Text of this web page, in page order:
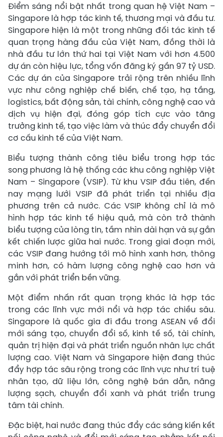
Điểm sáng nổi bật nhất trong quan hệ Việt Nam –
Singapore là hợp tác kinh tế, thương mại và đầu tư.
Singapore hiện là một trong những đối tác kinh tế
quan trọng hàng đầu của Việt Nam, đồng thời là
nhà đầu tư lớn thứ hai tại Việt Nam với hơn 4.500
dự án còn hiệu lực, tổng vốn đăng ký gần 97 tỷ USD.
Các dự án của Singapore trải rộng trên nhiều lĩnh
vực như công nghiệp chế biến, chế tạo, hạ tầng,
logistics, bất động sản, tài chính, công nghệ cao và
dịch vụ hiện đại, đóng góp tích cực vào tăng
trưởng kinh tế, tạo việc làm và thúc đẩy chuyển đổi
cơ cấu kinh tế của Việt Nam.
Biểu tượng thành công tiêu biểu trong hợp tác
song phương là hệ thống các khu công nghiệp Việt
Nam – Singapore (VSIP). Từ khu VSIP đầu tiên, đến
nay mạng lưới VSIP đã phát triển tại nhiều địa
phương trên cả nước. Các VSIP không chỉ là mô
hình hợp tác kinh tế hiệu quả, mà còn trở thành
biểu tượng của lòng tin, tầm nhìn dài hạn và sự gắn
kết chiến lược giữa hai nước. Trong giai đoạn mới,
các VSIP đang hướng tới mô hình xanh hơn, thông
minh hơn, có hàm lượng công nghệ cao hơn và
gắn với phát triển bền vững.
Một điểm nhấn rất quan trọng khác là hợp tác
trong các lĩnh vực mới nổi và hợp tác chiều sâu.
Singapore là quốc gia đi đầu trong ASEAN về đổi
mới sáng tạo, chuyển đổi số, kinh tế số, tài chính,
quản trị hiện đại và phát triển nguồn nhân lực chất
lượng cao. Việt Nam và Singapore hiện đang thúc
đẩy hợp tác sâu rộng trong các lĩnh vực như trí tuệ
nhân tạo, dữ liệu lớn, công nghệ bán dẫn, năng
lượng sạch, chuyển đổi xanh và phát triển trung
tâm tài chính.
Đặc biệt, hai nước đang thúc đẩy các sáng kiến kết